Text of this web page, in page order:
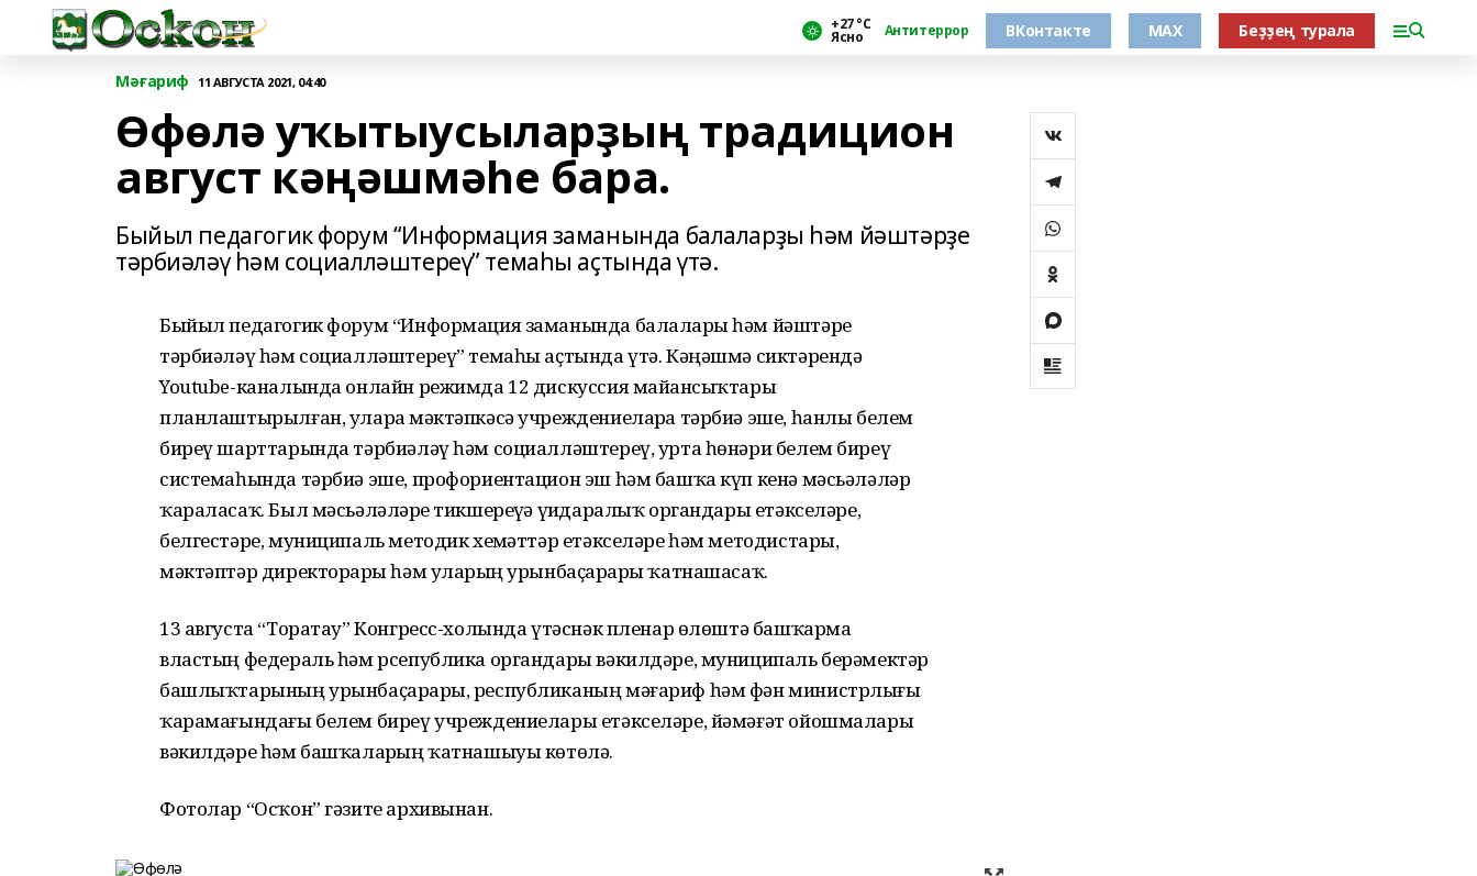
+27 °С
Ясно Антитеррор ВКонтакте MAX Беҙҙең турала
Мәғариф 11 АВГУСТА 2021, 04:40
Өфөлә уҡытыусыларҙың традицион
август кәңәшмәһе бара.
Быйыл педагогик форум “Информация заманында балаларҙы һәм йәштәрҙе
тәрбиәләү һәм социалләштереү” темаһы аҫтында үтә.
Быйыл педагогик форум “Информация заманында балаларҙы һәм йәштәрҙе
тәрбиәләү һәм социалләштереү” темаһы аҫтында үтә. Кәңәшмә сиктәрендә
Youtube-каналында онлайн режимда 12 дискуссия майҙансыҡтары
планлаштырылған, уларҙа мәктәпкәсә учреждениеларҙа тәрбиә эше, һанлы белем
биреү шарттарында тәрбиәләү һәм социалләштереү, урта һөнәри белем биреү
системаһында тәрбиә эше, профориентацион эш һәм башҡа күп кенә мәсьәләләр
ҡараласаҡ. Был мәсьәләләрҙе тикшереүҙә үҙидаралыҡ органдары етәкселәре,
белгестәре, муниципаль методик хеҙмәттәр етәкселәре һәм методистары,
мәктәптәр директорҙары һәм уларҙың урынбаҫарҙары ҡатнашасаҡ.
13 августа “Торатау” Конгресс-холында үтәснәк пленар өлөштә башҡарма
властың федераль һәм рсепублика органдары вәкилдәре, муниципаль берәмектәр
башлыҡтарының урынбаҫарҙары, республиканың мәғариф һәм фән министрлығы
ҡарамағындағы белем биреү учреждениелары етәкселәре, йәмәғәт ойошмалары
вәкилдәре һәм башҡаларҙың ҡатнашыуы көтөлә.
Фотолар “Осҡон” гәзите архивынан.